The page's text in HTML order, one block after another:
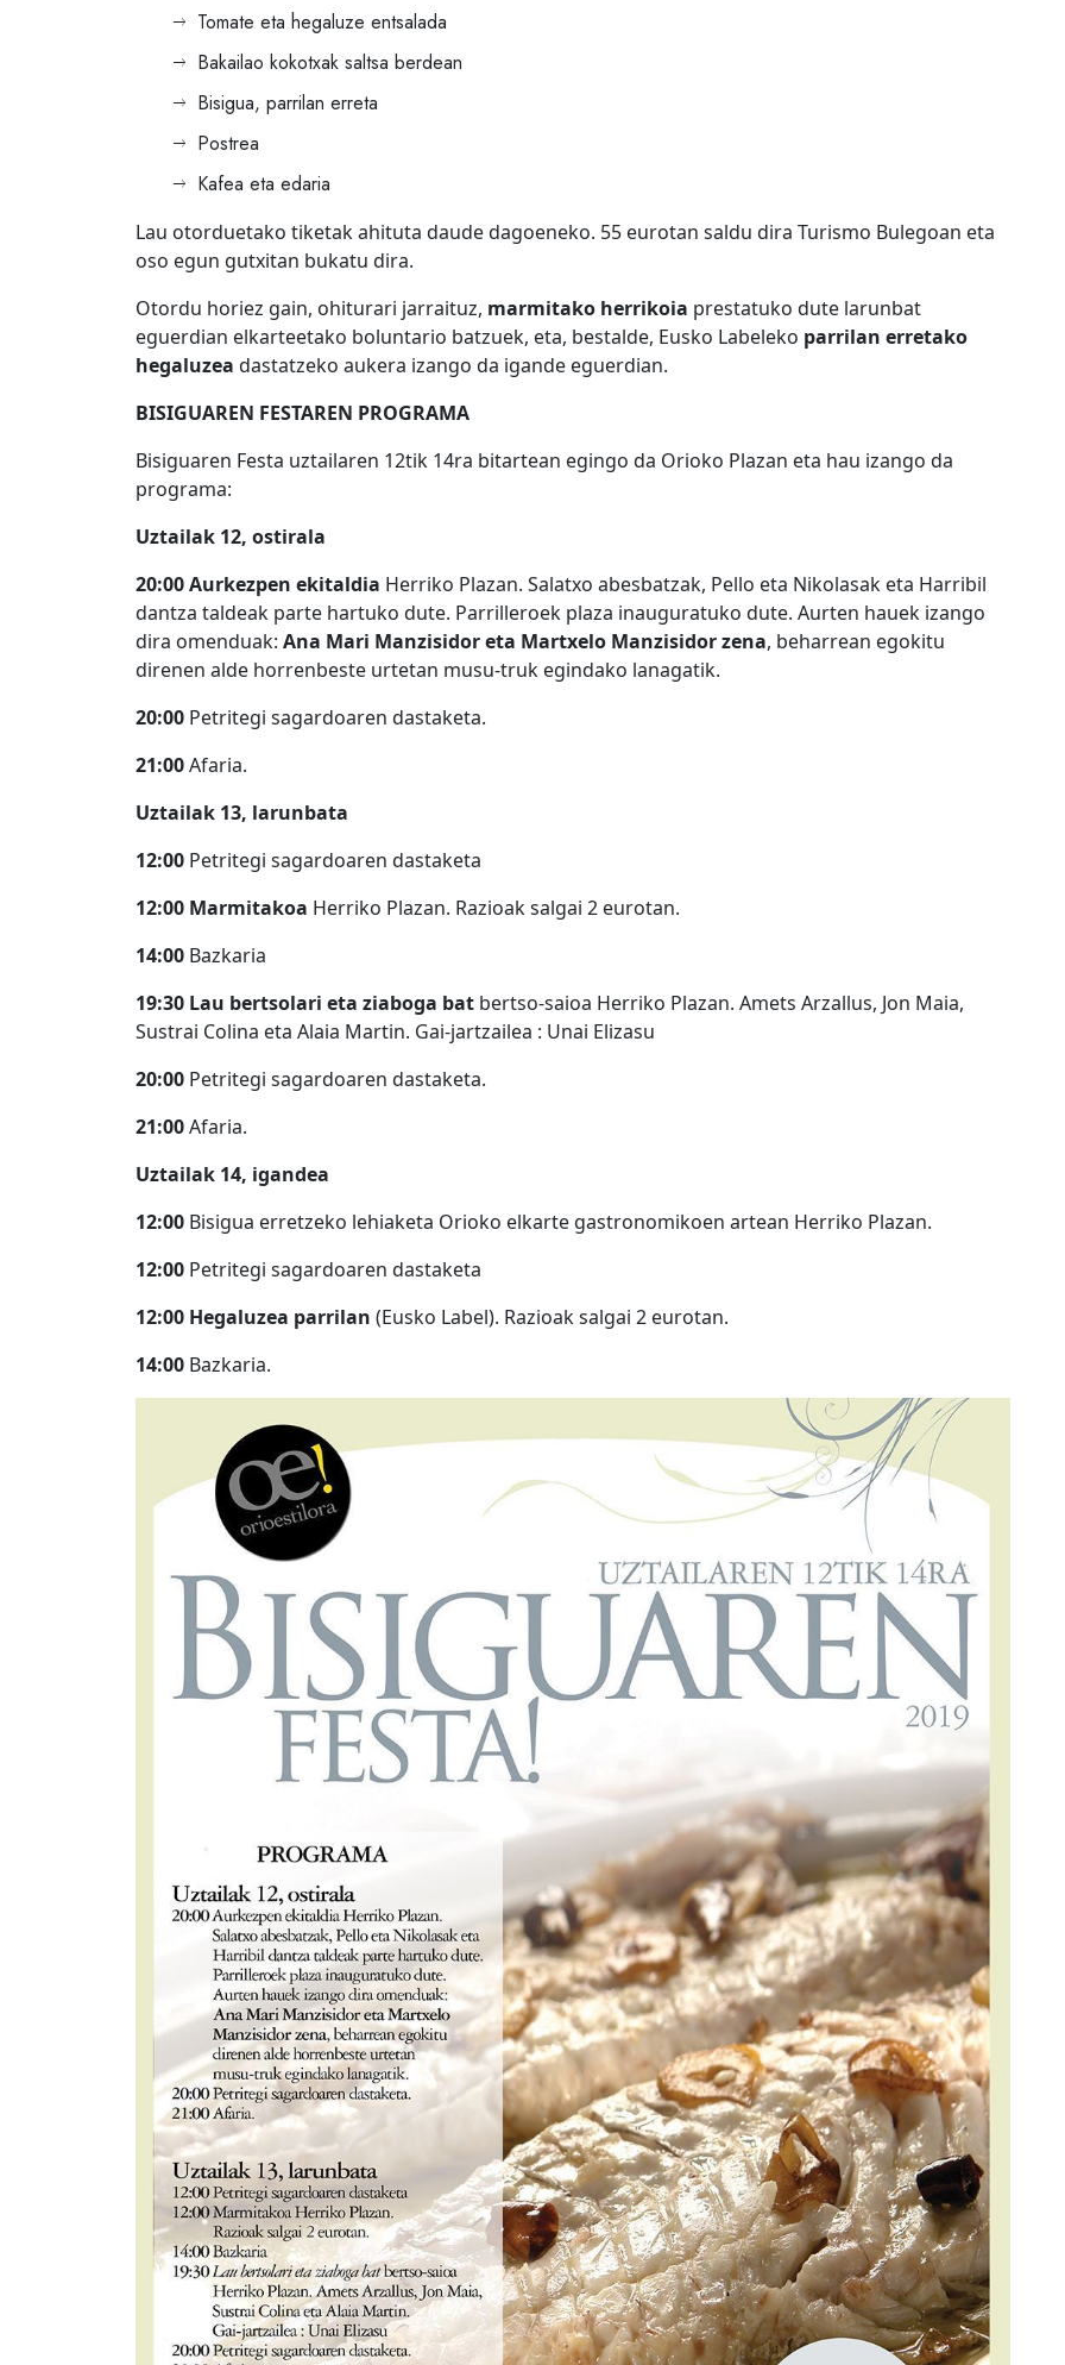
Tomate eta hegaluze entsalada
Bakailao kokotxak saltsa berdean
Bisigua, parrilan erreta
Postrea
Kafea eta edaria
Lau otorduetako tiketak ahituta daude dagoeneko. 55 eurotan saldu dira Turismo Bulegoan eta
oso egun gutxitan bukatu dira.
Otordu horiez gain, ohiturari jarraituz, marmitako herrikoia prestatuko dute larunbat
eguerdian elkarteetako boluntario batzuek, eta, bestalde, Eusko Labeleko parrilan erretako
hegaluzea dastatzeko aukera izango da igande eguerdian.
BISIGUAREN FESTAREN PROGRAMA
Bisiguaren Festa uztailaren 12tik 14ra bitartean egingo da Orioko Plazan eta hau izango da
programa:
Uztailak 12, ostirala
20:00Aurkezpen ekitaldia Herriko Plazan. Salatxo abesbatzak, Pello eta Nikolasak eta Harribil
dantza taldeak parte hartuko dute. Parrilleroek plaza inauguratuko dute. Aurten hauek izango
dira omenduak: Ana Mari Manzisidor eta Martxelo Manzisidor zena, beharrean egokitu
direnen alde horrenbeste urtetan musu-truk egindako lanagatik.
20:00 Petritegi sagardoaren dastaketa.
21:00Afaria.
Uztailak 13, larunbata
12:00 Petritegi sagardoaren dastaketa
12:00 Marmitakoa Herriko Plazan. Razioak salgai 2 eurotan.
14:00 Bazkaria
19:30 Lau bertsolari eta ziaboga bat bertso-saioa Herriko Plazan. Amets Arzallus, Jon Maia,
Sustrai Colina eta Alaia Martin. Gai-jartzailea : Unai Elizasu
20:00 Petritegi sagardoaren dastaketa.
21:00Afaria.
Uztailak 14, igandea
12:00 Bisigua erretzeko lehiaketa Orioko elkarte gastronomikoen artean Herriko Plazan.
12:00 Petritegi sagardoaren dastaketa
12:00 Hegaluzea parrilan (Eusko Label). Razioak salgai 2 eurotan.
14:00 Bazkaria.